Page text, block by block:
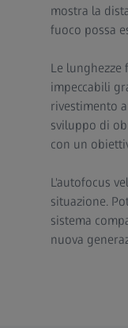
mostra la
fuoco possa
Le lunghezze
impeccabili
rivestimento
sviluppo di
con un
L'autofocus
situazione.
sistema
nuova